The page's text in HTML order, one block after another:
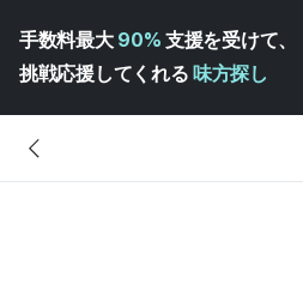
手数料最大 90% 支援を受けて、
挑戦応援してくれる 味方探し